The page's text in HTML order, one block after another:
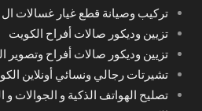
تركيب وصيانة قطع غيار غسالات
تزيين وديكور صالات أفراح الكويت
تزيين وديكور صالات أفراح وتصوير
تشيرتات رجالي ونسائي أونلاين
تصليح الهواتف الذكية و الجوالات و